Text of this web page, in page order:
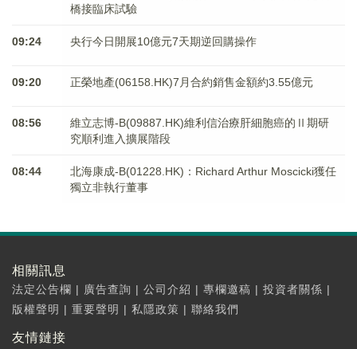
橋接臨床試驗
09:24 央行今日開展10億元7天期逆回購操作
09:20 正榮地產(06158.HK)7月合約銷售金額約3.55億元
08:56
維立志博-B(09887.HK)維利信治療肝細胞癌的Ⅱ期研
究順利進入擴展階段
08:44
北海康成-B(01228.HK)：Richard Arthur Moscicki獲任
獨立非執行董事
相關訊息
法定公告欄 | 廣告查詢 | 公司介紹 | 專欄邀稿 | 投資者關係 |
版權聲明 | 重要聲明 | 私隱政策 | 聯絡我們
友情鏈接